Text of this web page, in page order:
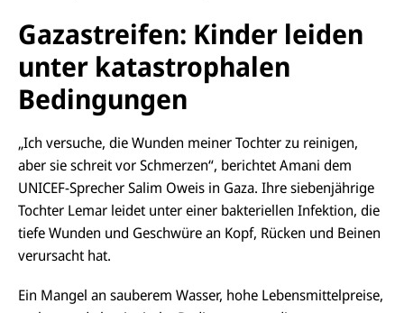
Gazastreifen: Kinder leiden
unter katastrophalen
Bedingungen
„Ich versuche, die Wunden meiner Tochter zu reinigen,
aber sie schreit vor Schmerzen“, berichtet Amani dem
UNICEF-Sprecher Salim Oweis in Gaza. Ihre siebenjährige
Tochter Lemar leidet unter einer bakteriellen Infektion, die
tiefe Wunden und Geschwüre an Kopf, Rücken und Beinen
verursacht hat.
Ein Mangel an sauberem Wasser, hohe Lebensmittelpreise,